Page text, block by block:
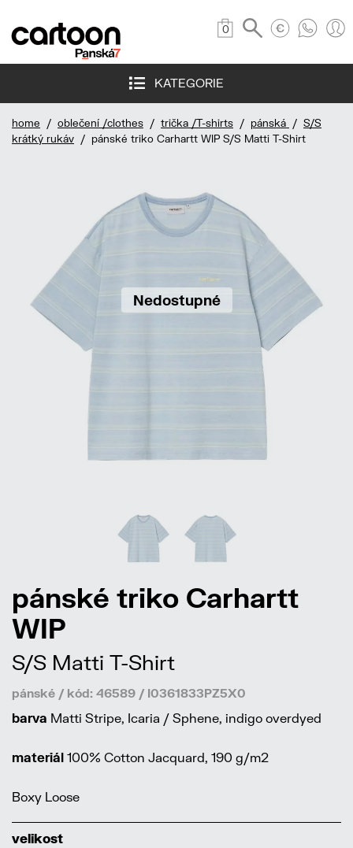
0
KATEGORIE
home / oblečení /clothes / trička /T-shirts / pánská / S/S
krátký rukáv / pánské triko Carhartt WIP S/S Matti T-Shirt
Nedostupné
pánské triko Carhartt
WIP
S/S Matti T-Shirt
pánské / kód: 46589 / I0361833PZ5X0
barva Matti Stripe, Icaria / Sphene, indigo overdyed
materiál 100% Cotton Jacquard, 190 g/m2
Boxy Loose
velikost